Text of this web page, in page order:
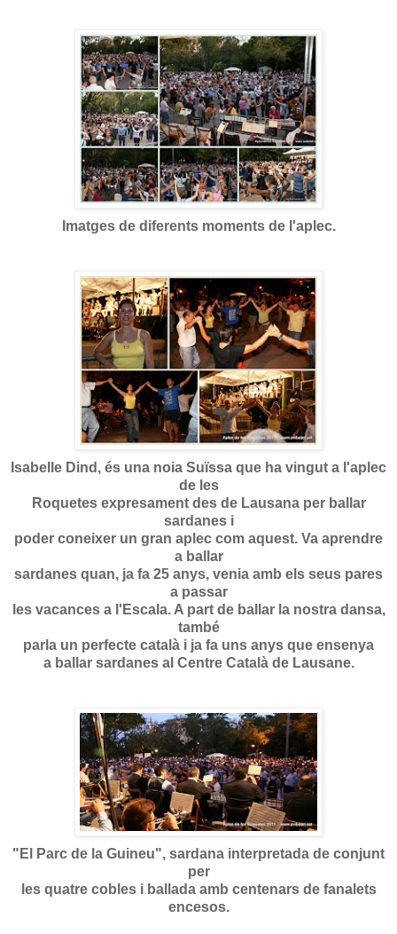
Imatges de diferents moments de l'aplec.
Isabelle Dind, és una noia Suïssa que ha vingut a l'aplec
de les
Roquetes expresament des de Lausana per ballar
sardanes i
poder coneixer un gran aplec com aquest. Va aprendre
a ballar
sardanes quan, ja fa 25 anys, venia amb els seus pares
a passar
les vacances a l'Escala. A part de ballar la nostra dansa,
també
parla un perfecte català i ja fa uns anys que ensenya
a ballar sardanes al Centre Català de Lausane.
"El Parc de la Guineu", sardana interpretada de conjunt
per
les quatre cobles i ballada amb centenars de fanalets
encesos.